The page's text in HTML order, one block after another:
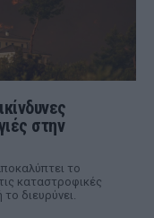
στην
το
καταστροφικές
διευρύνει.